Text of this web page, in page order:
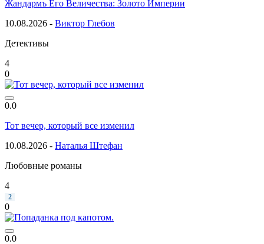
Жандармъ Его Величества: Золото Империи
10.08.2026 - Виктор Глебов
Детективы
4
0
0.0
Тот вечер, который все изменил
10.08.2026 - Наталья Штефан
Любовные романы
4
2
0
0.0